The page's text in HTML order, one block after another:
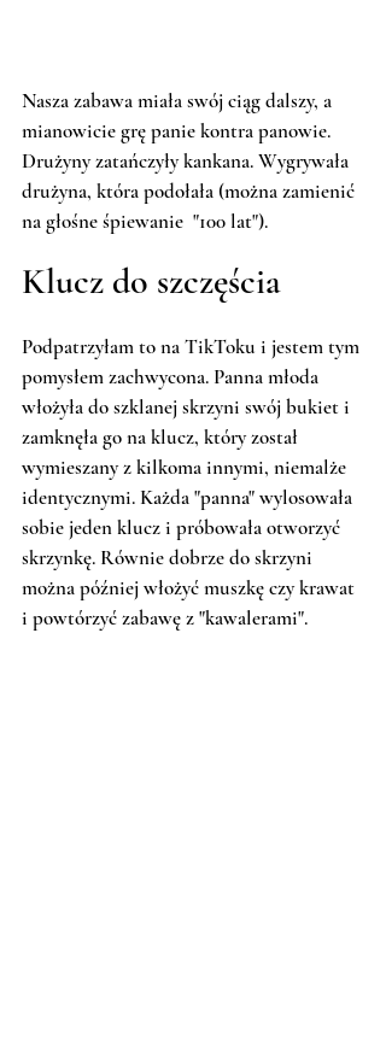
Nasza zabawa miała swój ciąg dalszy, a
mianowicie grę panie kontra panowie.
Drużyny zatańczyły kankana. Wygrywała
drużyna, która podołała (można zamienić
na głośne śpiewanie  "100 lat").
Klucz do szczęścia
Podpatrzyłam to na TikToku i jestem tym
pomysłem zachwycona. Panna młoda
włożyła do szklanej skrzyni swój bukiet i
zamknęła go na klucz, który został
wymieszany z kilkoma innymi, niemalże
identycznymi. Każda "panna" wylosowała
sobie jeden klucz i próbowała otworzyć
skrzynkę. Równie dobrze do skrzyni
można później włożyć muszkę czy krawat
i powtórzyć zabawę z "kawalerami".